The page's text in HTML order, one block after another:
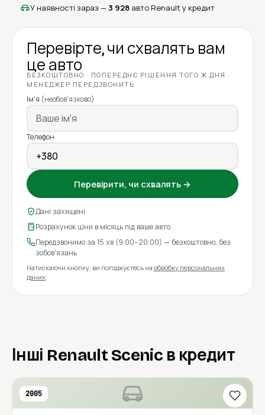
У наявності зараз — 3 928 авто Renault у кредит
Перевірте, чи схвалять вам
це авто
БЕЗКОШТОВНО · ПОПЕРЕДНЄ РІШЕННЯ ТОГО Ж ДНЯ ·
МЕНЕДЖЕР ПЕРЕДЗВОНИТЬ
Ім'я (необов'язково)
Телефон
Перевірити, чи схвалять →
Дані захищені
Розрахунок ціни в місяць під ваше авто
Передзвонимо за 15 хв (9:00–20:00) — безкоштовно, без
зобов'язань
Натискаючи кнопку, ви погоджуєтесь на обробку персональних
даних.
Інші Renault Scenic в кредит
2005